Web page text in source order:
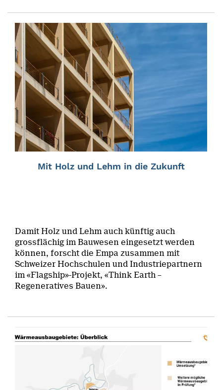
Mit Holz und Lehm in die Zukunft
Damit Holz und Lehm auch künftig auch
grossflächig im Bauwesen eingesetzt werden
können, forscht die Empa zusammen mit
Schweizer Hochschulen und Industriepartnern
im «Flagship»-Projekt, «Think Earth –
Regeneratives Bauen».